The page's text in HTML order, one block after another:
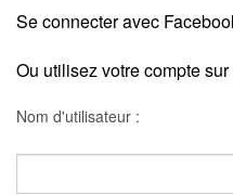
Se connecter avec
Ou utilisez votre compte
Nom d'utilisateur :